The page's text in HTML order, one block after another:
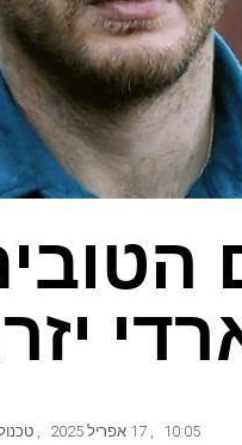
10:05
,
,